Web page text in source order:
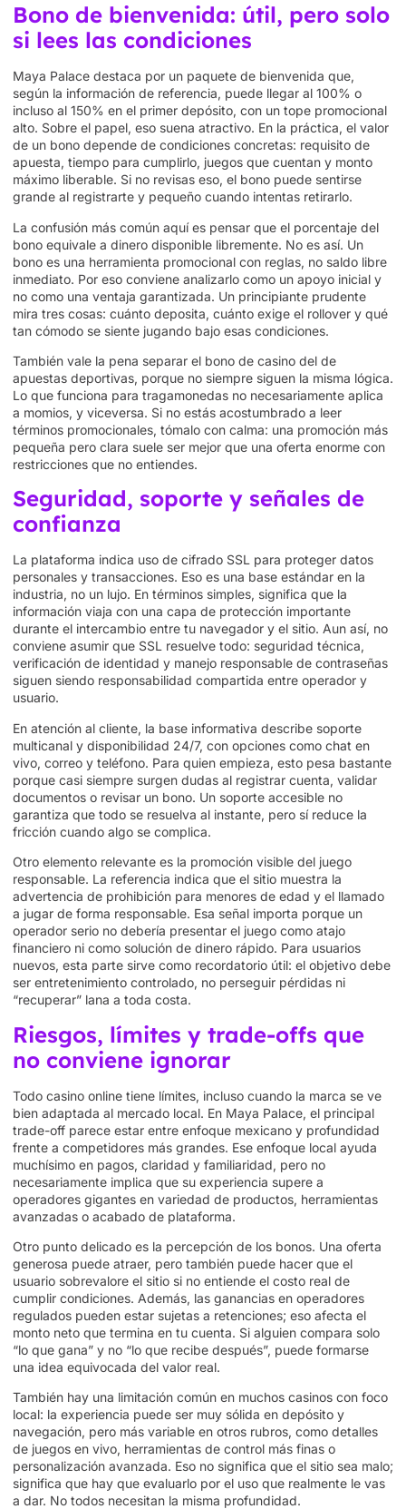
Bono de bienvenida: útil, pero solo
si lees las condiciones
Maya Palace destaca por un paquete de bienvenida que,
según la información de referencia, puede llegar al 100% o
incluso al 150% en el primer depósito, con un tope promocional
alto. Sobre el papel, eso suena atractivo. En la práctica, el valor
de un bono depende de condiciones concretas: requisito de
apuesta, tiempo para cumplirlo, juegos que cuentan y monto
máximo liberable. Si no revisas eso, el bono puede sentirse
grande al registrarte y pequeño cuando intentas retirarlo.
La confusión más común aquí es pensar que el porcentaje del
bono equivale a dinero disponible libremente. No es así. Un
bono es una herramienta promocional con reglas, no saldo libre
inmediato. Por eso conviene analizarlo como un apoyo inicial y
no como una ventaja garantizada. Un principiante prudente
mira tres cosas: cuánto deposita, cuánto exige el rollover y qué
tan cómodo se siente jugando bajo esas condiciones.
También vale la pena separar el bono de casino del de
apuestas deportivas, porque no siempre siguen la misma lógica.
Lo que funciona para tragamonedas no necesariamente aplica
a momios, y viceversa. Si no estás acostumbrado a leer
términos promocionales, tómalo con calma: una promoción más
pequeña pero clara suele ser mejor que una oferta enorme con
restricciones que no entiendes.
Seguridad, soporte y señales de
confianza
La plataforma indica uso de cifrado SSL para proteger datos
personales y transacciones. Eso es una base estándar en la
industria, no un lujo. En términos simples, significa que la
información viaja con una capa de protección importante
durante el intercambio entre tu navegador y el sitio. Aun así, no
conviene asumir que SSL resuelve todo: seguridad técnica,
verificación de identidad y manejo responsable de contraseñas
siguen siendo responsabilidad compartida entre operador y
usuario.
En atención al cliente, la base informativa describe soporte
multicanal y disponibilidad 24/7, con opciones como chat en
vivo, correo y teléfono. Para quien empieza, esto pesa bastante
porque casi siempre surgen dudas al registrar cuenta, validar
documentos o revisar un bono. Un soporte accesible no
garantiza que todo se resuelva al instante, pero sí reduce la
fricción cuando algo se complica.
Otro elemento relevante es la promoción visible del juego
responsable. La referencia indica que el sitio muestra la
advertencia de prohibición para menores de edad y el llamado
a jugar de forma responsable. Esa señal importa porque un
operador serio no debería presentar el juego como atajo
financiero ni como solución de dinero rápido. Para usuarios
nuevos, esta parte sirve como recordatorio útil: el objetivo debe
ser entretenimiento controlado, no perseguir pérdidas ni
“recuperar” lana a toda costa.
Riesgos, límites y trade-offs que
no conviene ignorar
Todo casino online tiene límites, incluso cuando la marca se ve
bien adaptada al mercado local. En Maya Palace, el principal
trade-off parece estar entre enfoque mexicano y profundidad
frente a competidores más grandes. Ese enfoque local ayuda
muchísimo en pagos, claridad y familiaridad, pero no
necesariamente implica que su experiencia supere a
operadores gigantes en variedad de productos, herramientas
avanzadas o acabado de plataforma.
Otro punto delicado es la percepción de los bonos. Una oferta
generosa puede atraer, pero también puede hacer que el
usuario sobrevalore el sitio si no entiende el costo real de
cumplir condiciones. Además, las ganancias en operadores
regulados pueden estar sujetas a retenciones; eso afecta el
monto neto que termina en tu cuenta. Si alguien compara solo
“lo que gana” y no “lo que recibe después”, puede formarse
una idea equivocada del valor real.
También hay una limitación común en muchos casinos con foco
local: la experiencia puede ser muy sólida en depósito y
navegación, pero más variable en otros rubros, como detalles
de juegos en vivo, herramientas de control más finas o
personalización avanzada. Eso no significa que el sitio sea malo;
significa que hay que evaluarlo por el uso que realmente le vas
a dar. No todos necesitan la misma profundidad.